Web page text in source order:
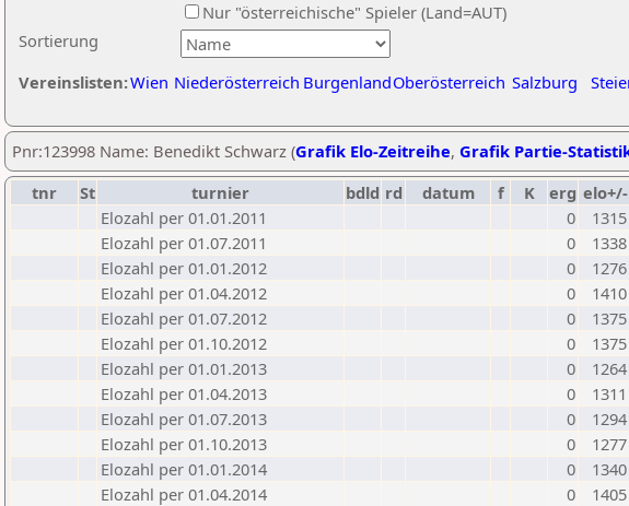
Sortierung
Nur "österreichische" Spieler (Land=AUT)
Vereinslisten:Wien Niederösterreich BurgenlandOberösterreich Salzburg
Pnr:123998 Name: Benedikt Schwarz (Grafik Elo-Zeitreihe, Grafik Partie-
tnr
St turnier bdld rd datum f K erg elo+/-
Elozahl per 01.01.2011
0
1315
Elozahl per 01.07.2011
0
1338
Elozahl per 01.01.2012
0
1276
Elozahl per 01.04.2012
0
1410
Elozahl per 01.07.2012
0
1375
Elozahl per 01.10.2012
0
1375
Elozahl per 01.01.2013
0
1264
Elozahl per 01.04.2013
0
1311
Elozahl per 01.07.2013
0
1294
Elozahl per 01.10.2013
0
1277
Elozahl per 01.01.2014
0
1340
Elozahl per 01.04.2014
0
1405